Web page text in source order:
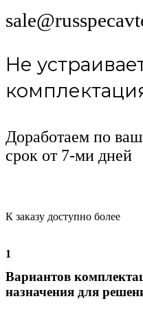
Не
Доработаем по
срок от 7-ми дней
К заказу доступно более
1
Вариантов
назначения для